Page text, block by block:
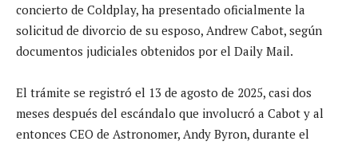
concierto de Coldplay, ha presentado oficialmente la
solicitud de divorcio de su esposo, Andrew Cabot, según
documentos judiciales obtenidos por el Daily Mail.
El trámite se registró el 13 de agosto de 2025, casi dos
meses después del escándalo que involucró a Cabot y al
entonces CEO de Astronomer, Andy Byron, durante el